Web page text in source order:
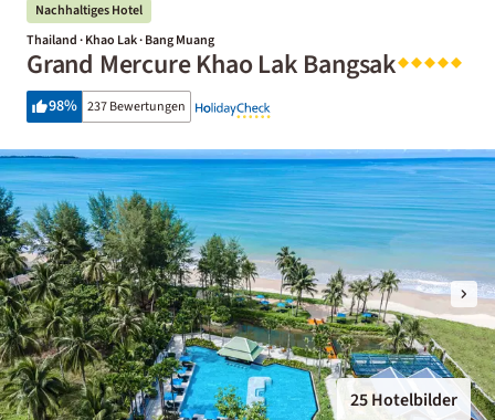
Nachhaltiges Hotel
Thailand · Khao Lak · Bang Muang
Grand Mercure Khao Lak Bangsak
98% 237 Bewertungen
25 Hotelbilder